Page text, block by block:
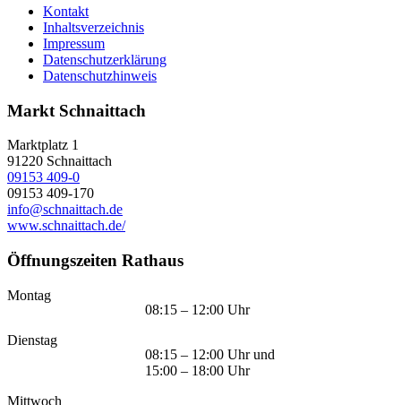
Kontakt
Inhaltsverzeichnis
Impressum
Datenschutzerklärung
Datenschutzhinweis
Markt Schnaittach
Marktplatz 1
91220 Schnaittach
09153 409-0
09153 409-170
info@schnaittach.de
www.schnaittach.de/
Öffnungszeiten Rathaus
Montag
08:15 – 12:00 Uhr
Dienstag
08:15 – 12:00 Uhr und
15:00 – 18:00 Uhr
Mittwoch